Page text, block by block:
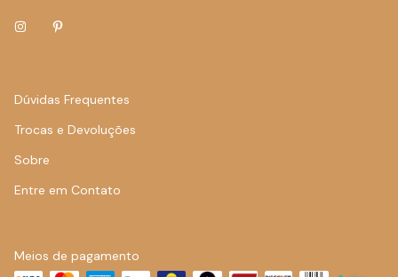
Dúvidas Frequentes
Trocas e Devoluções
Sobre
Entre em Contato
Meios de pagamento